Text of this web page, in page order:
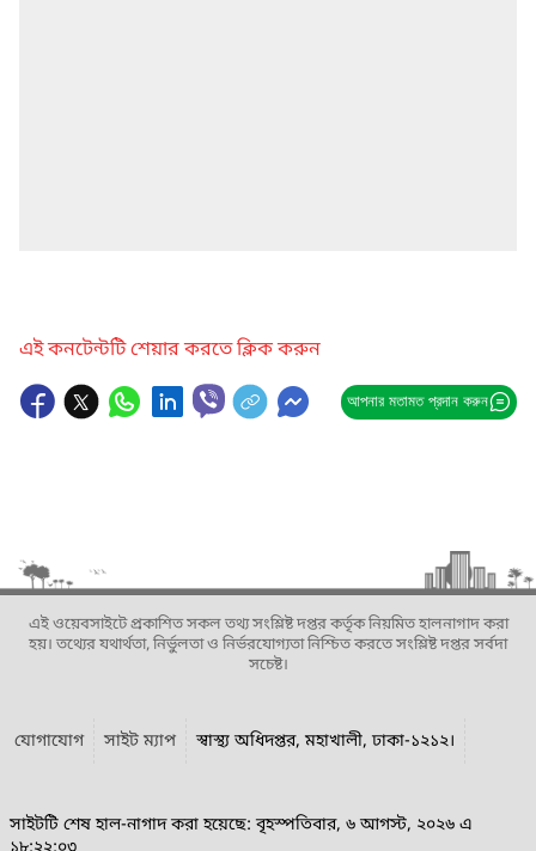
এই কনটেন্টটি শেয়ার করতে ক্লিক করুন
আপনার মতামত প্রদান করুন
এই ওয়েবসাইটে প্রকাশিত সকল তথ্য সংশ্লিষ্ট দপ্তর কর্তৃক নিয়মিত হালনাগাদ করা
হয়। তথ্যের যথার্থতা, নির্ভুলতা ও নির্ভরযোগ্যতা নিশ্চিত করতে সংশ্লিষ্ট দপ্তর সর্বদা
সচেষ্ট।
যোগাযোগ সাইট ম্যাপ স্বাস্থ্য অধিদপ্তর, মহাখালী, ঢাকা-১২১২।
সাইটটি শেষ হাল-নাগাদ করা হয়েছে: বৃহস্পতিবার, ৬ আগস্ট, ২০২৬ এ